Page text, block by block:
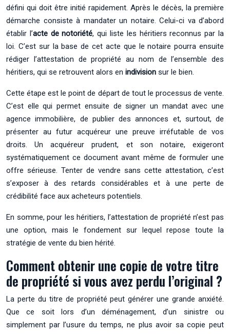
défini qui doit être initié rapidement. Après le décès, la première
démarche consiste à mandater un notaire. Celui-ci va d’abord
établir l’acte de notoriété, qui liste les héritiers reconnus par la
loi. C’est sur la base de cet acte que le notaire pourra ensuite
rédiger l’attestation de propriété au nom de l’ensemble des
héritiers, qui se retrouvent alors en indivision sur le bien.
Cette étape est le point de départ de tout le processus de vente.
C’est elle qui permet ensuite de signer un mandat avec une
agence immobilière, de publier des annonces et, surtout, de
présenter au futur acquéreur une preuve irréfutable de vos
droits. Un acquéreur prudent, et son notaire, exigeront
systématiquement ce document avant même de formuler une
offre sérieuse. Tenter de vendre sans cette attestation, c’est
s’exposer à des retards considérables et à une perte de
crédibilité face aux acheteurs potentiels.
En somme, pour les héritiers, l’attestation de propriété n’est pas
une option, mais le fondement sur lequel repose toute la
stratégie de vente du bien hérité.
Comment obtenir une copie de votre titre
de propriété si vous avez perdu l’original ?
La perte du titre de propriété peut générer une grande anxiété.
Que ce soit lors d’un déménagement, d’un sinistre ou
simplement par l’usure du temps, ne plus avoir sa copie peut